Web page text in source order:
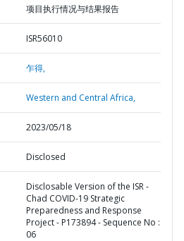
项目执行情况与结果报告
ISR56010
乍得,
Western and Central Africa,
2023/05/18
Disclosed
Disclosable Version of the ISR -
Chad COVID-19 Strategic
Preparedness and Response
Project - P173894 - Sequence No :
06